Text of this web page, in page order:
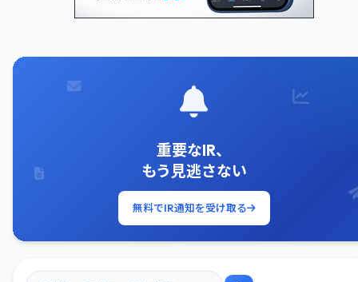
重要なIR、
もう見逃さない
無料でIR通知を受け取る